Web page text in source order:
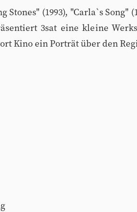
(1993), "Carla`s Song"
3sat eine kleine
Kino ein Porträt über den